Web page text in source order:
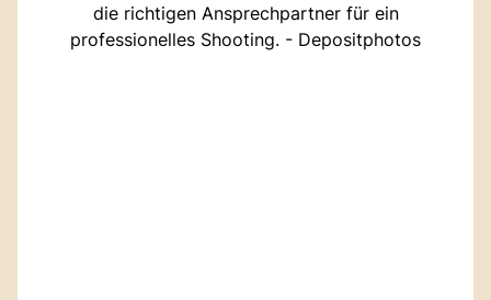
die richtigen Ansprechpartner für ein
professionelles Shooting. - Depositphotos